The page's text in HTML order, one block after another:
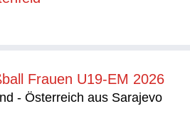
Frauen U19-EM 2026
- Österreich aus Sarajevo